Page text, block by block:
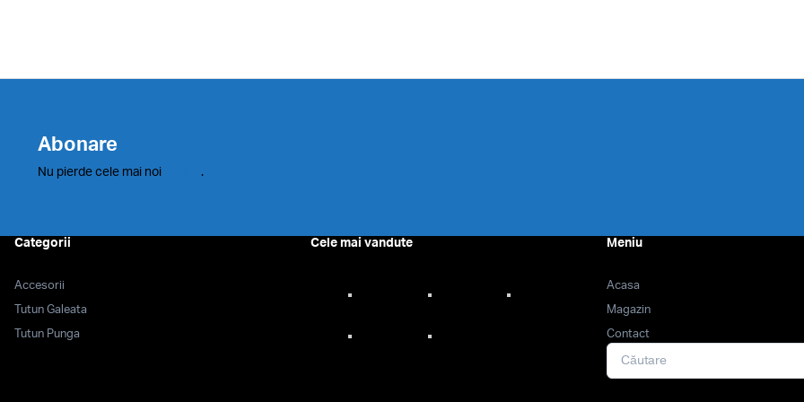
până
până
până
Abonare
Nu pierde cele mai noi oferte.
Categorii
Accesorii
Tutun Galeata
Tutun Punga
Cele mai vandute Meniu
Acasa
Magazin
Contact